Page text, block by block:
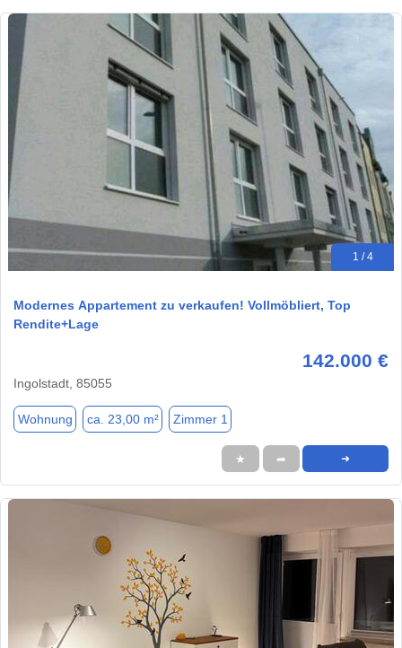
1 / 4
Modernes Appartement zu verkaufen! Vollmöbliert, Top
Rendite+Lage
142.000 €
Ingolstadt, 85055
Wohnung ca. 23,00 m² Zimmer 1
★ ➦ ➜